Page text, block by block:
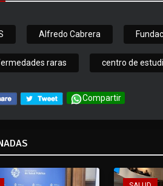
Alfredo Cabrera
raras centro de
Compartir